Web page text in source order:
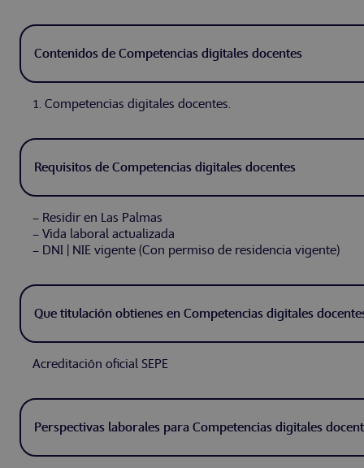
Contenidos de Competencias digitales docentes
1. Competencias digitales docentes.
Requisitos de Competencias digitales docentes
– Residir en Las Palmas
– Vida laboral actualizada
– DNI | NIE vigente (Con permiso de residencia vigente)
Que titulación obtienes en Competencias digitales
Acreditación oficial SEPE
Perspectivas laborales para Competencias digitales